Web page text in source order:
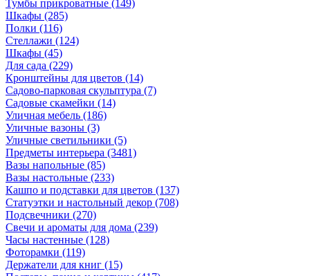
Тумбы прикроватные (149)
Шкафы (285)
Полки (116)
Стеллажи (124)
Шкафы (45)
Для сада (229)
Кронштейны для цветов (14)
Садово-парковая скульптура (7)
Садовые скамейки (14)
Уличная мебель (186)
Уличные вазоны (3)
Уличные светильники (5)
Предметы интерьера (3481)
Вазы напольные (85)
Вазы настольные (233)
Кашпо и подставки для цветов (137)
Статуэтки и настольный декор (708)
Подсвечники (270)
Свечи и ароматы для дома (239)
Часы настенные (128)
Фоторамки (119)
Держатели для книг (15)